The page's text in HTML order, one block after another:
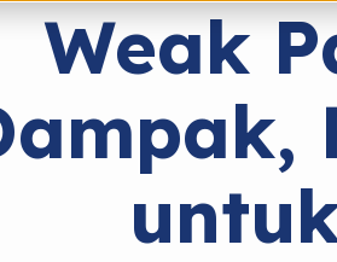
Weak